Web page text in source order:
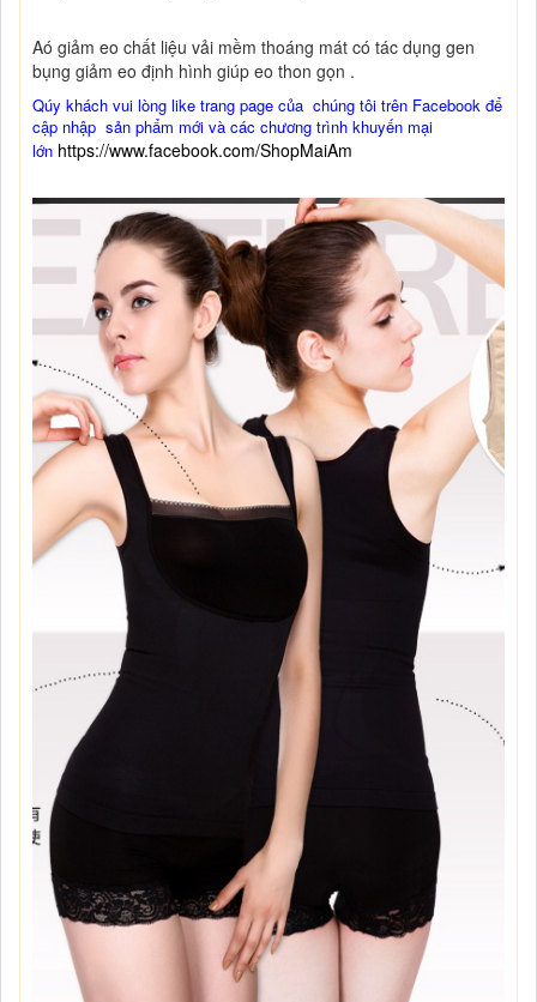
Aó giảm eo chất liệu vải mềm thoáng mát có tác dụng gen
bụng giảm eo định hình giúp eo thon gọn .
Qúy khách vui lòng like trang page của chúng tôi trên Facebook để
cập nhập sản phẩm mới và các chương trình khuyến mại
lớn https://www.facebook.com/ShopMaiAm